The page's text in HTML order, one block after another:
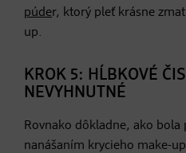
púder, ktorý pleť krásne
up.
KROK 5: HĹBKOVÉ
NEVYHNUTNÉ
Rovnako dôkladne, ako bola
nanášaním krycieho make-